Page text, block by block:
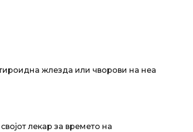
жлезда или чворови на неа
лекар за времето на